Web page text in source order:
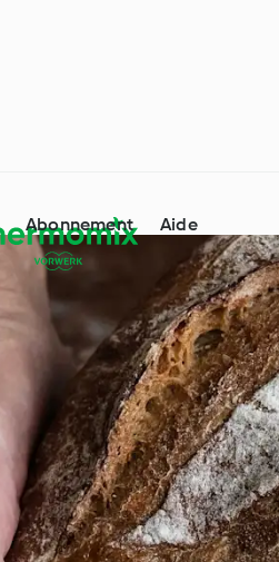
Abonnement Aide
Thermomix® conseils &
astuces
Occasions spéciales et
saisons